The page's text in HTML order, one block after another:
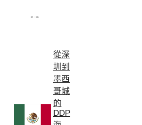
從深
圳到
墨西
哥城
的
DDP